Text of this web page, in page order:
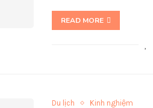
READ MORE
Du lịch Kinh nghiệm